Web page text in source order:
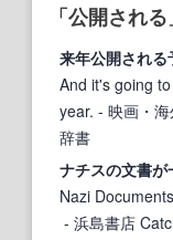
「公開され
来年公開される
And it's going
year. - 映画・
辞書
ナチスの文書が
Nazi
- 浜島書店